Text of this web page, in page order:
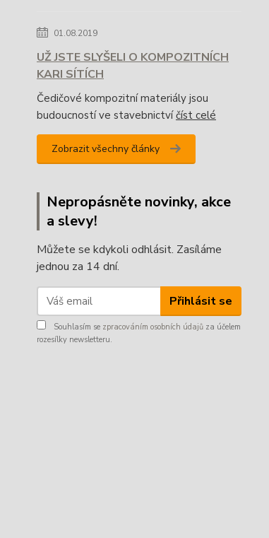
01.08.2019
UŽ JSTE SLYŠELI O KOMPOZITNÍCH
KARI SÍTÍCH
Čedičové kompozitní materiály jsou
budoucností ve stavebnictvíčíst celé
Zobrazit všechny články
Nepropásněte novinky, akce
a slevy!
Můžete se kdykoli odhlásit. Zasíláme
jednou za 14 dní.
Přihlásit se
Souhlasím se zpracováním osobních údajů za účelem
rozesílky newsletteru.